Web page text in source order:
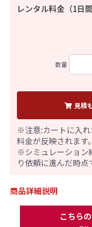
レンタル料金（1日
数量
見積
※注意:カートに入
料金が反映されます。
※シミュレーション
り依頼に進んだ時点
商品詳細説明
こちら